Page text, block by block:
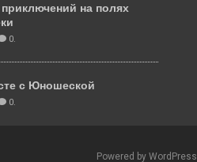
на полях
0.
с Юношеской
0.
Powered by WordPress